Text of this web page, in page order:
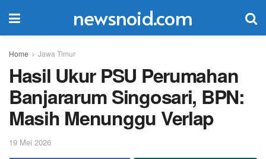
newsnoid.com
Home Jawa Timur
Hasil Ukur PSU Perumahan
Banjararum Singosari, BPN:
Masih Menunggu Verlap
19 Mei 2026